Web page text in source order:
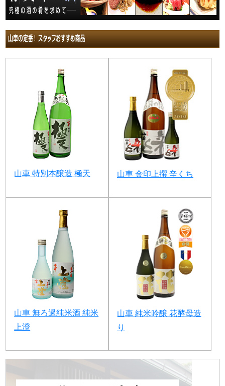
山車 特別本醸造 極天 山車 金印上撰 辛くち
山車 無ろ過純米酒 純米
上澄
山車 純米吟醸 花酵母造
り